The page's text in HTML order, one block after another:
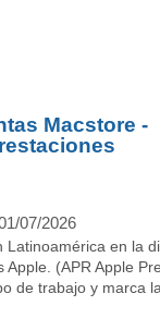
Macstore -
07/2026
Latinoamérica en la
(APR Apple
de trabajo y marca